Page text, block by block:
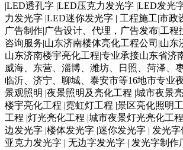
|LED透孔字 |LED压克力发光字 |LED发光
力发光字 |LED迷你发光字 | 工程施工|市政
广告制作|广告设计、代理，广告发布|工程
咨询服务|山东济南楼体亮化工程公司|山东
山东济南楼宇亮化工程|专业承接山东省济
威海、东营、淄博、潍坊、日照、菏泽、
临沂、济宁、聊城、泰安市等16地市专业
景观照明 |夜景照明及亮化工程 |城市夜景亮
楼宇亮化工程 |霓虹灯工程 |景区亮化照明
工程 |灯光亮化工程 |城市夜景灯光亮化工
边发光字 |楼体发光字 |迷你发光字 | 发光字
亚克力发光字 | 无边字发光字 | 发光字制作